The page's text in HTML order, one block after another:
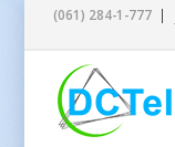
(061) 284-1-777 |